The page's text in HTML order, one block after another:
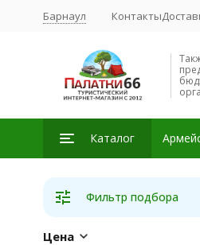
Барнаул Контакты
Каталог
Фильтр подбора
Цена